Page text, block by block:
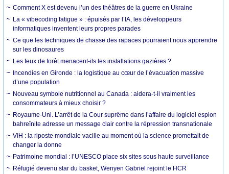
Comment X est devenu l’un des théâtres de la guerre en Ukraine
La « vibecoding fatigue » : épuisés par l’IA, les développeurs
informatiques inventent leurs propres parades
Ce que les techniques de chasse des rapaces pourraient nous apprendre
sur les dinosaures
Les feux de forêt menacent-ils les installations gazières ?
Incendies en Gironde : la logistique au cœur de l’évacuation massive
d’une population
Nouveau symbole nutritionnel au Canada : aidera-t-il vraiment les
consommateurs à mieux choisir ?
Royaume-Uni. L’arrêt de la Cour suprême dans l’affaire du logiciel espion
bahreïnite adresse un message clair contre la répression transnationale
VIH : la riposte mondiale vacille au moment où la science promettait de
changer la donne
Patrimoine mondial : l’UNESCO place six sites sous haute surveillance
Réfugié devenu star du basket, Wenyen Gabriel rejoint le HCR